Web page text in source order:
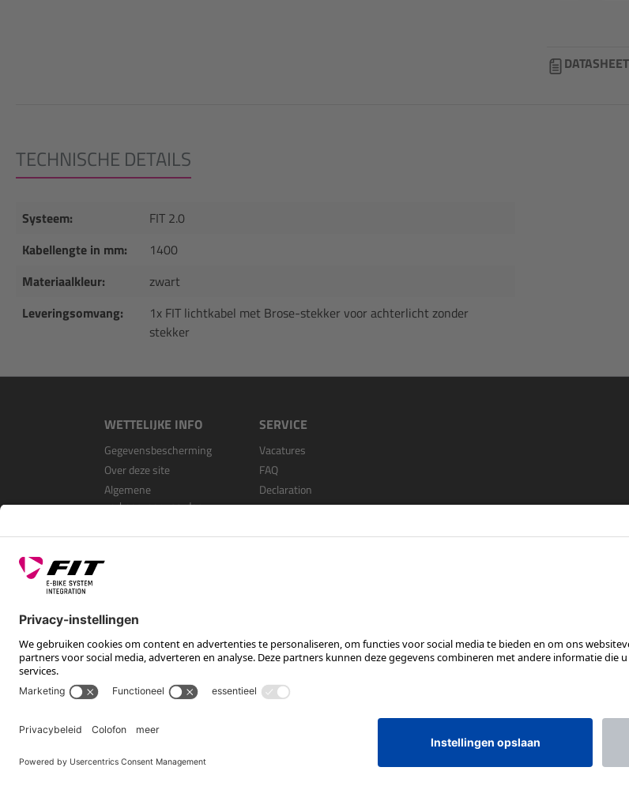
TECHNISCHE DETAILS
Systeem:
FIT 2.0
Kabellengte in mm:
1400
Materiaalkleur:
zwart
Leveringsomvang:
1x FIT lichtkabel met Brose-stekker voor achterlicht zonder
stekker
WETTELIJKE INFO
Gegevensbescherming
Over deze site
Algemene
verkoopvoorwaarden
SERVICE
Vacatures
FAQ
Declaration
Open Source Software
VOLG ONS OP
*Aanbevolen verkoopprijs incl. btw, excl.
Rotax Bike Technology AG © 2025